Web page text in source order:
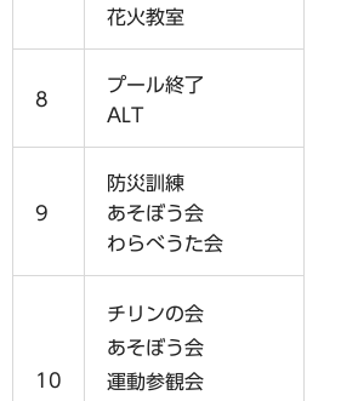
花火教室
8
プール終了
ALT
9
防災訓練
あそぼう会
わらべうた会
10
チリンの会
あそぼう会
運動参観会